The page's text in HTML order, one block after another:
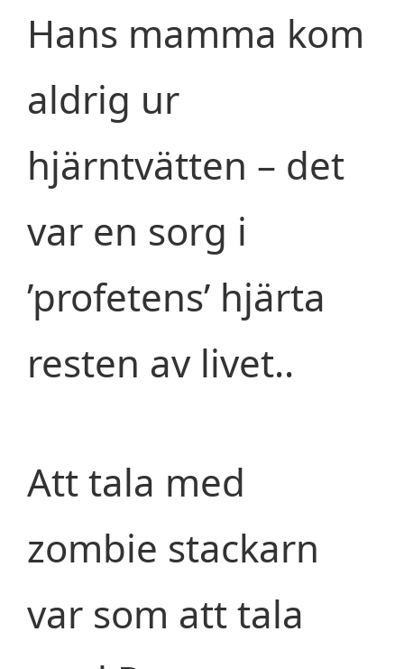
Hans mamma kom
aldrig ur
hjärntvätten – det
var en sorg i
’profetens’ hjärta
resten av livet..
Att tala med
zombie stackarn
var som att tala